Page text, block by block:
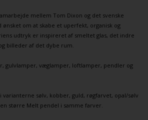
mellem Tom Dixon og det svenske
om at skabe et uperfekt, organisk og
udtryk er inspireret af smeltet glas, det indre
billeder af det dybe rum.
, gulvlamper, væglamper, loftlamper, pendler og
varianterne sølv, kobber, guld, røgfarvet, opal/sølv
større Melt pendel i samme farver.